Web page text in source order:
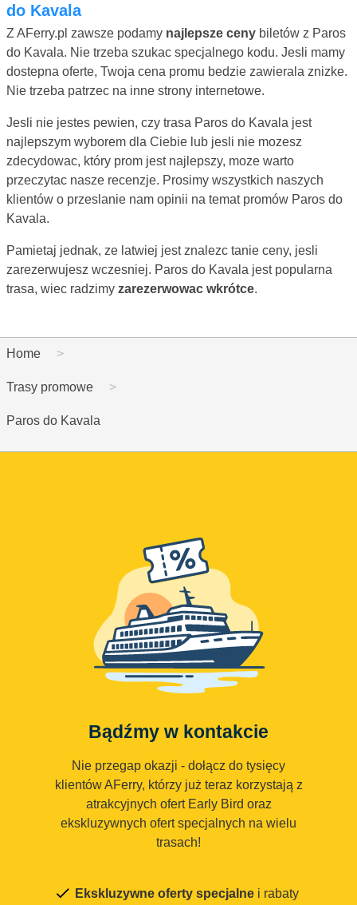
do Kavala
Z AFerry.pl zawsze podamy najlepsze ceny biletów z Paros
do Kavala. Nie trzeba szukac specjalnego kodu. Jesli mamy
dostepna oferte, Twoja cena promu bedzie zawierala znizke.
Nie trzeba patrzec na inne strony internetowe.
Jesli nie jestes pewien, czy trasa Paros do Kavala jest
najlepszym wyborem dla Ciebie lub jesli nie mozesz
zdecydowac, który prom jest najlepszy, moze warto
przeczytac nasze recenzje. Prosimy wszystkich naszych
klientów o przeslanie nam opinii na temat promów Paros do
Kavala.
Pamietaj jednak, ze latwiej jest znalezc tanie ceny, jesli
zarezerwujesz wczesniej. Paros do Kavala jest popularna
trasa, wiec radzimy zarezerwowac wkrótce.
Home
Trasy promowe
Paros do Kavala
Bądźmy w kontakcie
Nie przegap okazji - dołącz do tysięcy
klientów AFerry, którzy już teraz korzystają z
atrakcyjnych ofert Early Bird oraz
ekskluzywnych ofert specjalnych na wielu
trasach!
Ekskluzywne oferty specjalne i rabaty